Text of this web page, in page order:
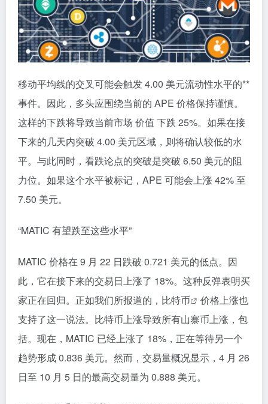
移动平均线的交叉可能会触发 4.00 美元流动性水平的**
事件。因此，多头应围绕当前的 APE 价格保持谨慎。
这样的下跌将导致当前市场 价值 下跌 25%。如果在接
下来的几天内突破 4.00 美元区域，则将确认较低的水
平。与此同时，看跌论点的突破是突破 6.50 美元的阻
力位。如果这个水平被标记，APE 可能会上涨 42% 至
7.50 美元。
“MATIC 有望跌至这些水平”
MATIC 价格在 9 月 22 日跌破 0.721 美元的低点。因
此，它在接下来的交易日上涨了 18%。这种反弹表明买
家正在回归。正如我们所报道的， 比特币
价格上涨也
支持了这一说法。比特币上涨导致所有山寨币上涨，包
括。现在，MATIC 已经上涨了 18%，正在等待另一个
趋势形成 0.836 美元。然而，交易量概况显示，4 月 26
日至 10 月 5 日的最高交易量为 0.888 美元。